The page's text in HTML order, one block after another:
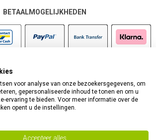
BETAALMOGELIJKHEDEN
voor analyse van onze bezoekersgegevens, om
gepersonaliseerde inhoud te tonen en om u
ervaring te bieden. Voor meer informatie over de
opent u de instellingen.
Accepteer alles